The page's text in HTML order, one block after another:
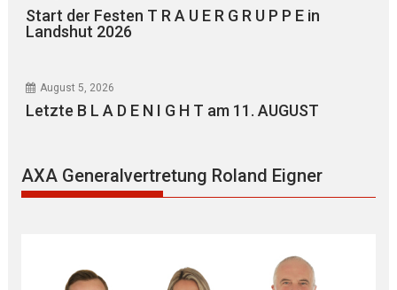
Start der Festen T R A U E R G R U P P E in
Landshut 2026
August 5, 2026
Letzte B L A D E N I G H T am 11. AUGUST
AXA Generalvertretung Roland Eigner